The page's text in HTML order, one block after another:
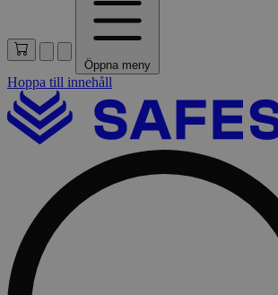
Öppna meny
Hoppa till innehåll